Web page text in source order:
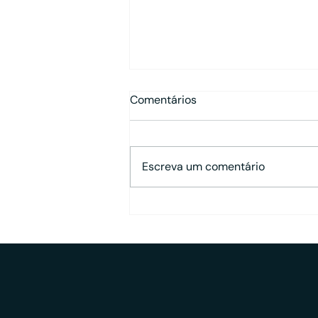
acumuladas em uma
Comentários
Escreva um comentário